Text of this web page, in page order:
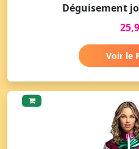
Déguisement
Voir le